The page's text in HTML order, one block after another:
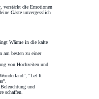
verstärkt die Emotionen
Gäste unvergesslich
Wärme in die kalte
am besten zu einer
von Hochzeiten und
“Let It
und
schaffen.